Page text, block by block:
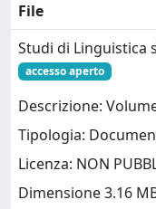
File
Studi di Linguistica
accesso aperto
Descrizione:
Tipologia:
Licenza: NON
Dimensione 3.16